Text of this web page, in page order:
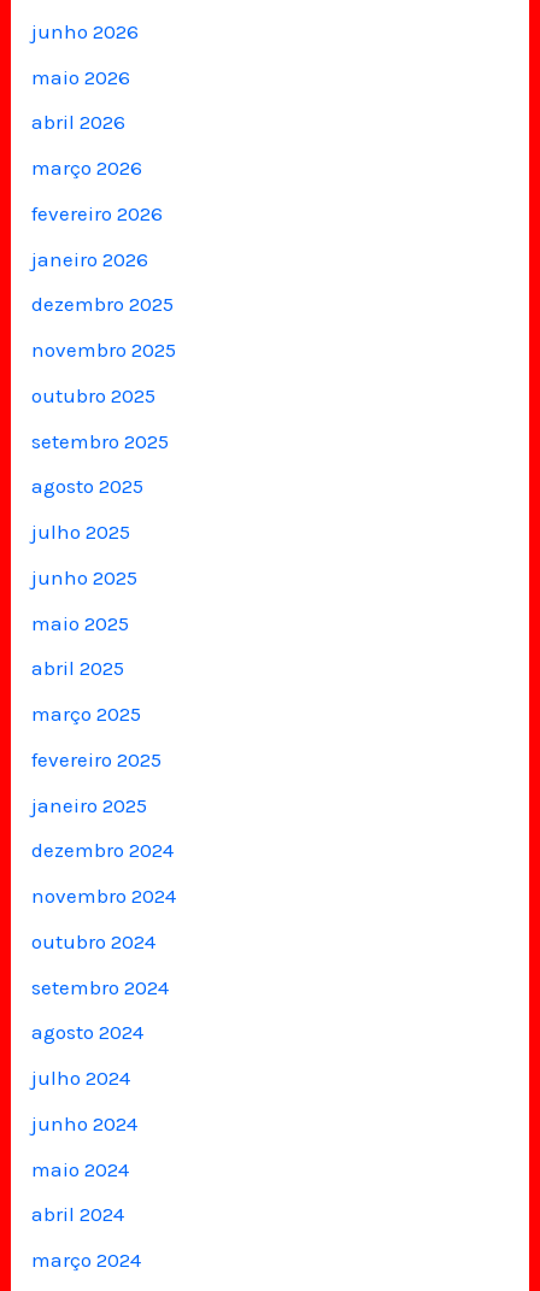
junho 2026
maio 2026
abril 2026
março 2026
fevereiro 2026
janeiro 2026
dezembro 2025
novembro 2025
outubro 2025
setembro 2025
agosto 2025
julho 2025
junho 2025
maio 2025
abril 2025
março 2025
fevereiro 2025
janeiro 2025
dezembro 2024
novembro 2024
outubro 2024
setembro 2024
agosto 2024
julho 2024
junho 2024
maio 2024
abril 2024
março 2024